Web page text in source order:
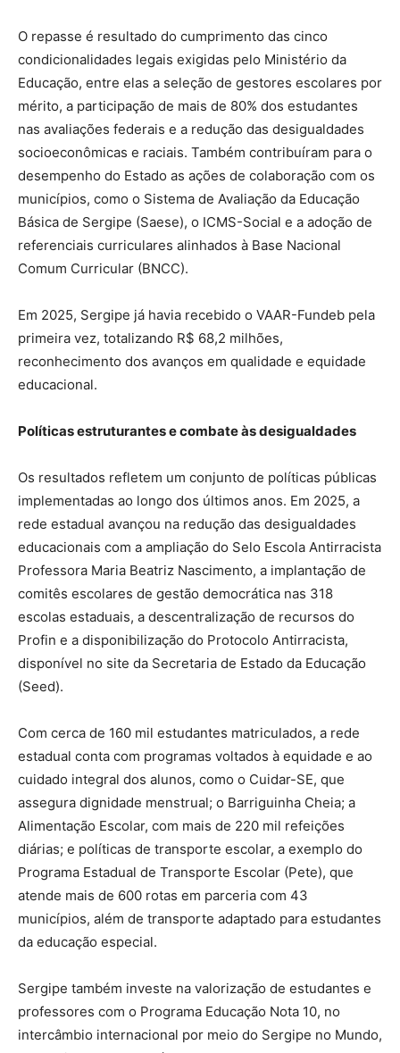
O repasse é resultado do cumprimento das cinco
condicionalidades legais exigidas pelo Ministério da
Educação, entre elas a seleção de gestores escolares por
mérito, a participação de mais de 80% dos estudantes
nas avaliações federais e a redução das desigualdades
socioeconômicas e raciais. Também contribuíram para o
desempenho do Estado as ações de colaboração com os
municípios, como o Sistema de Avaliação da Educação
Básica de Sergipe (Saese), o ICMS-Social e a adoção de
referenciais curriculares alinhados à Base Nacional
Comum Curricular (BNCC).
Em 2025, Sergipe já havia recebido o VAAR-Fundeb pela
primeira vez, totalizando R$ 68,2 milhões,
reconhecimento dos avanços em qualidade e equidade
educacional.
Políticas estruturantes e combate às desigualdades
Os resultados refletem um conjunto de políticas públicas
implementadas ao longo dos últimos anos. Em 2025, a
rede estadual avançou na redução das desigualdades
educacionais com a ampliação do Selo Escola Antirracista
Professora Maria Beatriz Nascimento, a implantação de
comitês escolares de gestão democrática nas 318
escolas estaduais, a descentralização de recursos do
Profin e a disponibilização do Protocolo Antirracista,
disponível no site da Secretaria de Estado da Educação
(Seed).
Com cerca de 160 mil estudantes matriculados, a rede
estadual conta com programas voltados à equidade e ao
cuidado integral dos alunos, como o Cuidar-SE, que
assegura dignidade menstrual; o Barriguinha Cheia; a
Alimentação Escolar, com mais de 220 mil refeições
diárias; e políticas de transporte escolar, a exemplo do
Programa Estadual de Transporte Escolar (Pete), que
atende mais de 600 rotas em parceria com 43
municípios, além de transporte adaptado para estudantes
da educação especial.
Sergipe também investe na valorização de estudantes e
professores com o Programa Educação Nota 10, no
intercâmbio internacional por meio do Sergipe no Mundo,